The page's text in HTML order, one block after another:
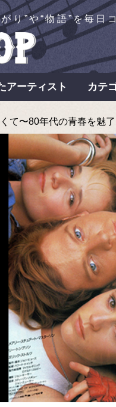
り”や“物語”を毎日
アーティスト カテ
て〜80年代の青春を魅